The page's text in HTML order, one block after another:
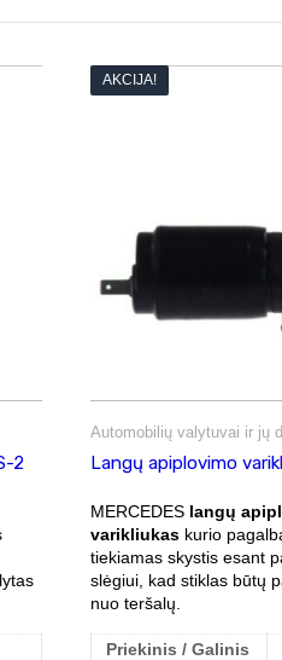
2
AKCIJA!
Automobilių valytuvai ir jų
Langų apiplovimo
MERCEDES langų
varikliukas kurio
tiekiamas skystis esant
slėgiui, kad stiklas būtų
nuo teršalų.
Priekinis / Galinis